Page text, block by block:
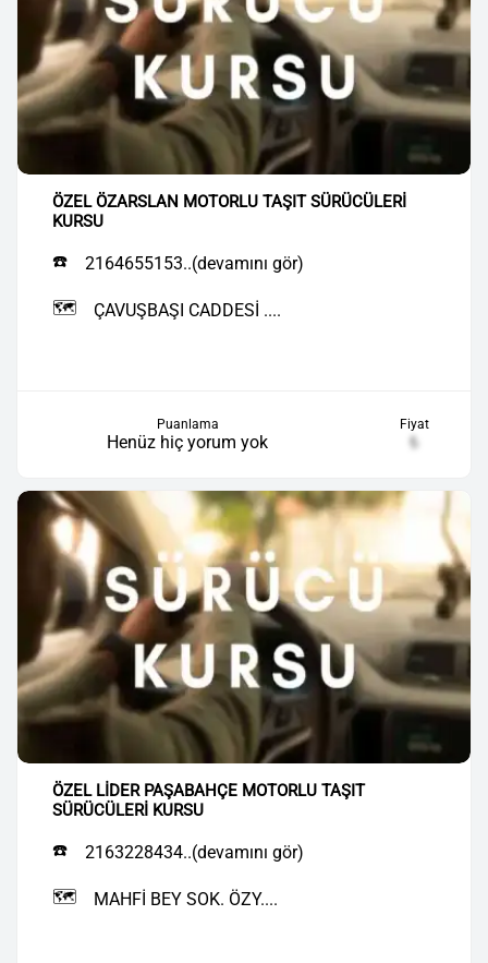
ÖZEL ÖZARSLAN MOTORLU TAŞIT SÜRÜCÜLERİ
KURSU
☎️ 2164655153..(devamını gör)
🗺️ ÇAVUŞBAŞI CADDESİ ....
Puanlama
Henüz hiç yorum yok
Fiyat
₺
ÖZEL LİDER PAŞABAHÇE MOTORLU TAŞIT
SÜRÜCÜLERİ KURSU
☎️ 2163228434..(devamını gör)
🗺️ MAHFİ BEY SOK. ÖZY....